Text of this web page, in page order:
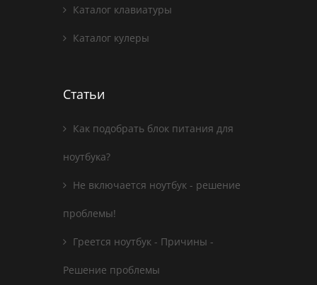
Каталог клавиатуры
Каталог кулеры
Статьи
Как подобрать блок питания для
ноутбука?
Не включается ноутбук - решение
проблемы!
Греется ноутбук - Причины -
Решение проблемы